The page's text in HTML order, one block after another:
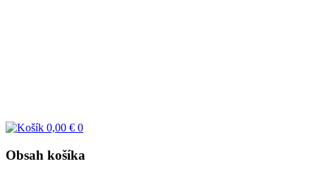
0,00 € 0
Obsah košíka